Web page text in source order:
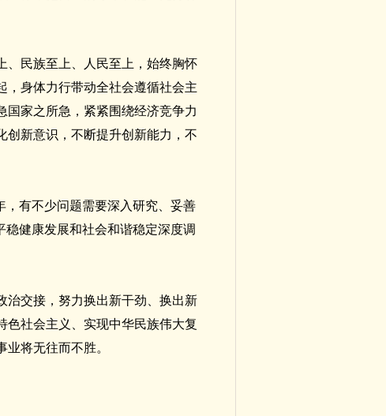
、民族至上、人民至上，始终胸怀
，身体力行带动全社会遵循社会主
国家之所急，紧紧围绕经济竞争力
创新意识，不断提升创新能力，不
，有不少问题需要深入研究、妥善
健康发展和社会和谐稳定深度调
治交接，努力换出新干劲、换出新
色社会主义、实现中华民族伟大复
将无往而不胜。